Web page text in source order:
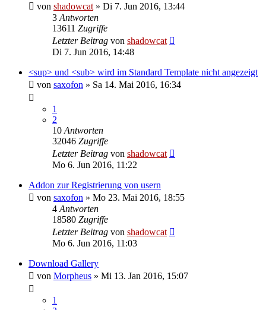
von shadowcat » Di 7. Jun 2016, 13:44
3 Antworten
13611 Zugriffe
Letzter Beitrag von shadowcat
Di 7. Jun 2016, 14:48
<sup> und <sub> wird im Standard Template nicht angezeigt
von saxofon » Sa 14. Mai 2016, 16:34
1
2
10 Antworten
32046 Zugriffe
Letzter Beitrag von shadowcat
Mo 6. Jun 2016, 11:22
Addon zur Registrierung von usern
von saxofon » Mo 23. Mai 2016, 18:55
4 Antworten
18580 Zugriffe
Letzter Beitrag von shadowcat
Mo 6. Jun 2016, 11:03
Download Gallery
von Morpheus » Mi 13. Jan 2016, 15:07
1